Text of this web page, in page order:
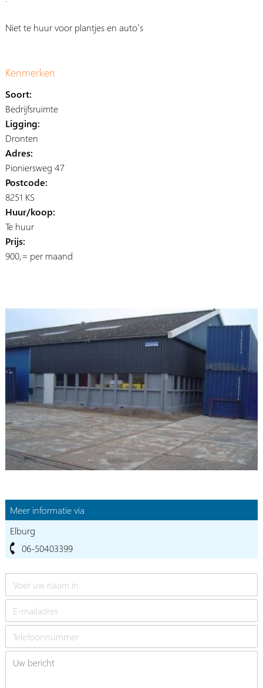
Niet te huur voor plantjes en auto`s
Kenmerken
Soort:
Bedrijfsruimte
Ligging:
Dronten
Adres:
Pioniersweg 47
Postcode:
8251 KS
Huur/koop:
Te huur
Prijs:
900,= per maand
Meer informatie via
Elburg
06-50403399